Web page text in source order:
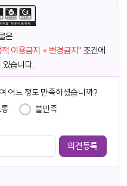
은
이용금지 + 변경금지" 조건에
있습니다.
어느 정도 만족하셨습니까?
불만족